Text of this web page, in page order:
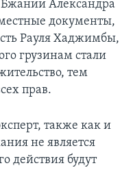
Александра
документы,
Рауля Хаджимбы,
грузинам стали
тем
прав.
также как и
не является
действия будут